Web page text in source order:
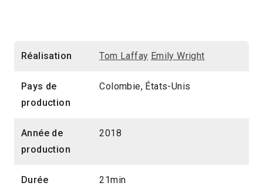
Réalisation Tom Laffay Emily Wright
Pays de
production
Colombie, États-Unis
Année de
production
2018
Durée 21min